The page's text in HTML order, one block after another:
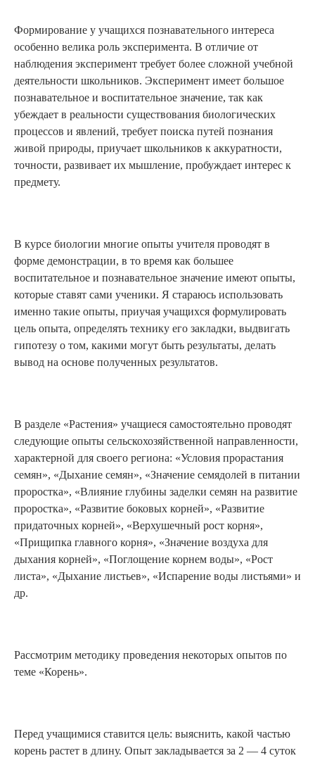
Формирование у учащихся познавательного интереса
особенно велика роль эксперимента. В отличие от
наблюдения эксперимент требует более сложной учебной
деятельности школьников. Эксперимент имеет большое
познавательное и воспитательное значение, так как
убеждает в реальности существования биологических
процессов и явлений, требует поиска путей познания
живой природы, приучает школьников к аккуратности,
точности, развивает их мышление, пробуждает интерес к
предмету.
В курсе биологии многие опыты учителя проводят в
форме демонстрации, в то время как большее
воспитательное и познавательное значение имеют опыты,
которые ставят сами ученики. Я стараюсь использовать
именно такие опыты, приучая учащихся формулировать
цель опыта, определять технику его закладки, выдвигать
гипотезу о том, какими могут быть результаты, делать
вывод на основе полученных результатов.
В разделе «Растения» учащиеся самостоятельно проводят
следующие опыты сельскохозяйственной направленности,
характерной для своего региона: «Условия прорастания
семян», «Дыхание семян», «Значение семядолей в питании
проростка», «Влияние глубины заделки семян на развитие
проростка», «Развитие боковых корней», «Развитие
придаточных корней», «Верхушечный рост корня»,
«Прищипка главного корня», «Значение воздуха для
дыхания корней», «Поглощение корнем воды», «Рост
листа», «Дыхание листьев», «Испарение воды листьями» и
др.
Рассмотрим методику проведения некоторых опытов по
теме «Корень».
Перед учащимися ставится цель: выяснить, какой частью
корень растет в длину. Опыт закладывается за 2 — 4 суток